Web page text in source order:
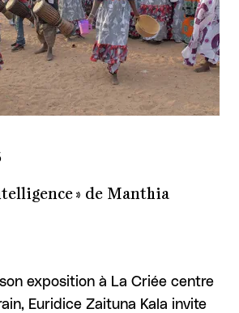
» de Manthia
exposition à La Criée centre
Euridice Zaituna Kala invite